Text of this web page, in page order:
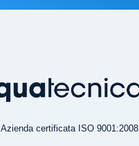
Azienda certificata ISO 9001:2008